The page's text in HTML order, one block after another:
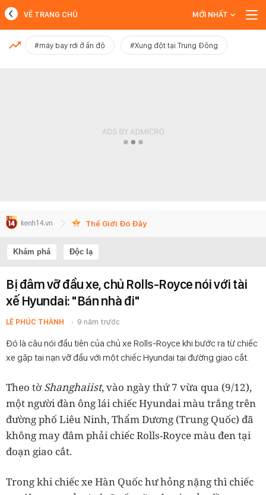
MỚI NHẤT
VỀ TRANG CHỦ MỚI NHẤT
#máy bay rơi ở ấn độ #Xung đột tại Trung Đông
Thế Giới Đó Đây
Khám phá Độc lạ
Bị đâm vỡ đầu xe, chủ Rolls-Royce nói với tài
xế Hyundai: "Bán nhà đi"
LÊ PHÚC THÀNH 9 năm trước
Đó là câu nói đầu tiên của chủ xe Rolls-Royce khi bước ra từ chiếc
xe gặp tai nạn vỡ đầu với một chiếc Hyundai tại đường giao cắt.
Theo tờShanghaiist, vào ngày thứ 7 vừa qua (9/12),
một người đàn ông lái chiếc Hyundai màu trắng trên
đường phố Liêu Ninh, Thẩm Dương (Trung Quốc) đã
không may đâm phải chiếc Rolls-Royce màu đen tại
đoạn giao cắt.
Trong khi chiếc xe Hàn Quốc hư hỏng nặng thì chiếc